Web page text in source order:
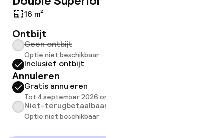
16 m²
Ontbijt
Geen ontbijt
Optie niet beschikbaar
Inclusief ontbijt
Annuleren
Gratis annuleren
Tot 4 september 2026 om 14:00
Niet-terugbetaalbaar
Optie niet beschikbaar